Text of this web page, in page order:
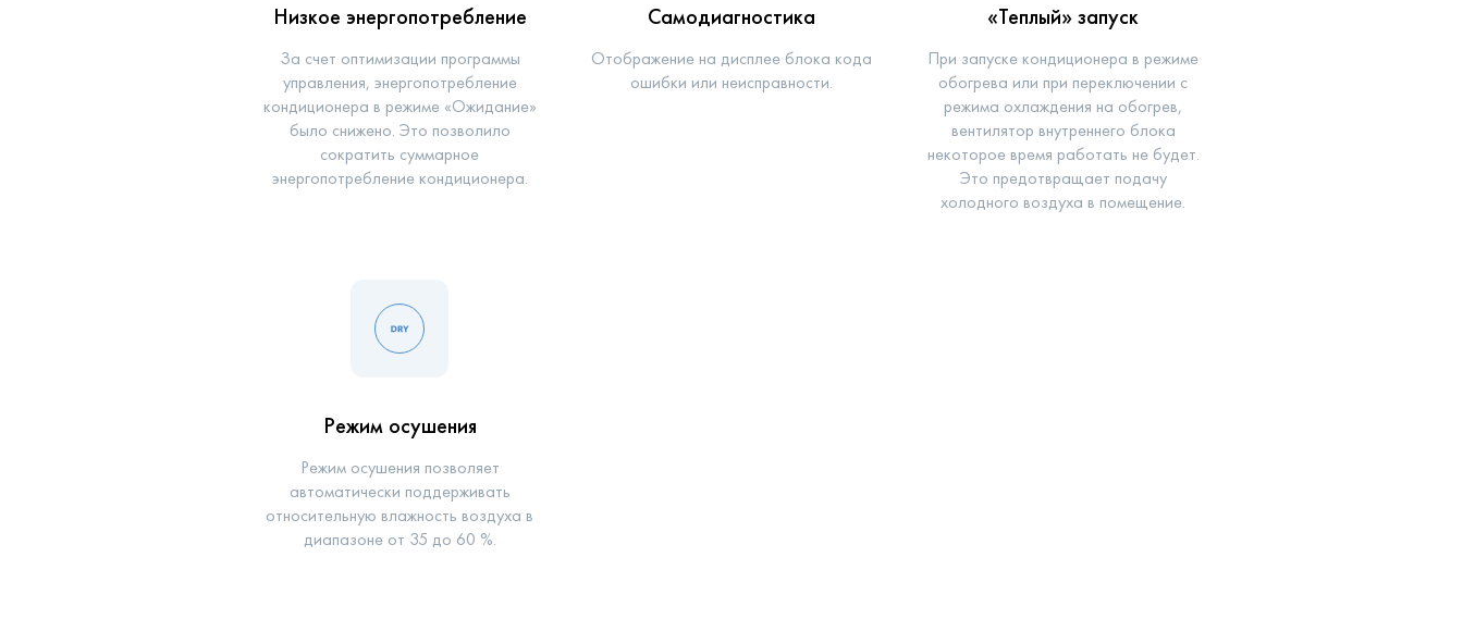
Низкое энергопотребление
За счет оптимизации программы
управления, энергопотребление
кондиционера в режиме «Ожидание»
было снижено. Это позволило
сократить суммарное
энергопотребление кондиционера.
Самодиагностика
Отображение на дисплее блока кода
ошибки или неисправности.
«Теплый» запуск
При запуске кондиционера в режиме
обогрева или при переключении с
режима охлаждения на обогрев,
вентилятор внутреннего блока
некоторое время работать не будет.
Это предотвращает подачу
холодного воздуха в помещение.
Режим осушения
Режим осушения позволяет
автоматически поддерживать
относительную влажность воздуха в
диапазоне от 35 до 60 %.